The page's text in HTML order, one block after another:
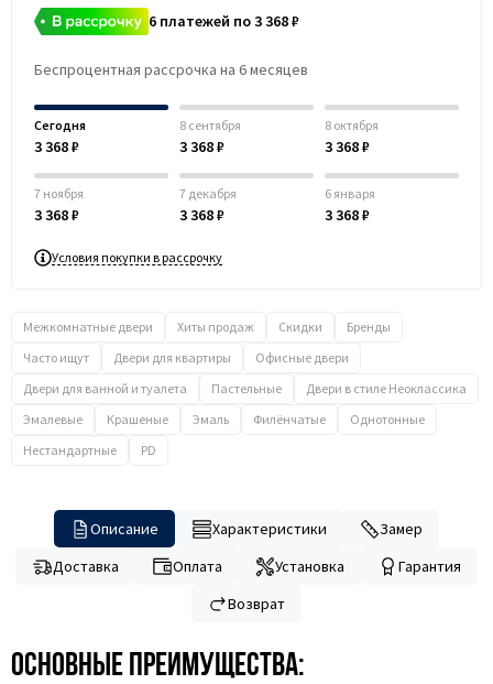
6 платежей по 3 368 ₽
Беспроцентная рассрочка на 6 месяцев
Сегодня
3 368 ₽
8 сентября
3 368 ₽
8 октября
3 368 ₽
7 ноября
3 368 ₽
7 декабря
3 368 ₽
6 января
3 368 ₽
Условия покупки в рассрочку
Межкомнатные двери Хиты продаж Скидки
Бренды
Часто ищут
Двери для квартиры
Офисные двери
Двери для ванной и туалета
Пастельные
Двери в стиле Неоклассика
Эмалевые
Крашеные Эмаль Филёнчатые
Однотонные
Нестандартные
PD
Описание Характеристики
Замер
Доставка
Оплата Установка
Гарантия
Возврат
Основные преимущества: